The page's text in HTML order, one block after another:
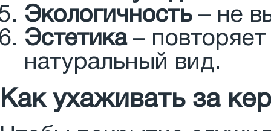
Экологичность– не
Эстетика– повторяет
натуральный вид.
Как ухаживать за